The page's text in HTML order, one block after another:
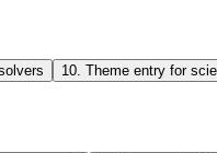
10. Theme entry for